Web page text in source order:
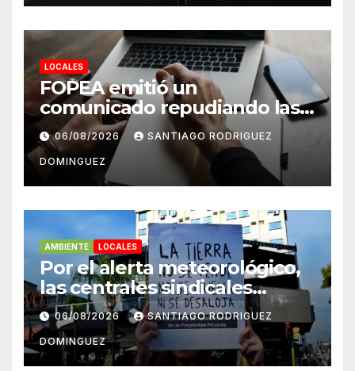
LOCALES
FOPEA emitió un
comunicado repudiando las
cuentas pseudo periodísticas
de Instagram en Mar del
Plata
06/08/2026 SANTIAGO RODRIGUEZ
DOMINGUEZ
AMBIENTE LOCALES
Por el alerta meteorológico,
las centrales sindicales
suspendieron la convocatoria
contra la Ley de Tierras en
Mar del Plata
06/08/2026 SANTIAGO RODRIGUEZ
DOMINGUEZ